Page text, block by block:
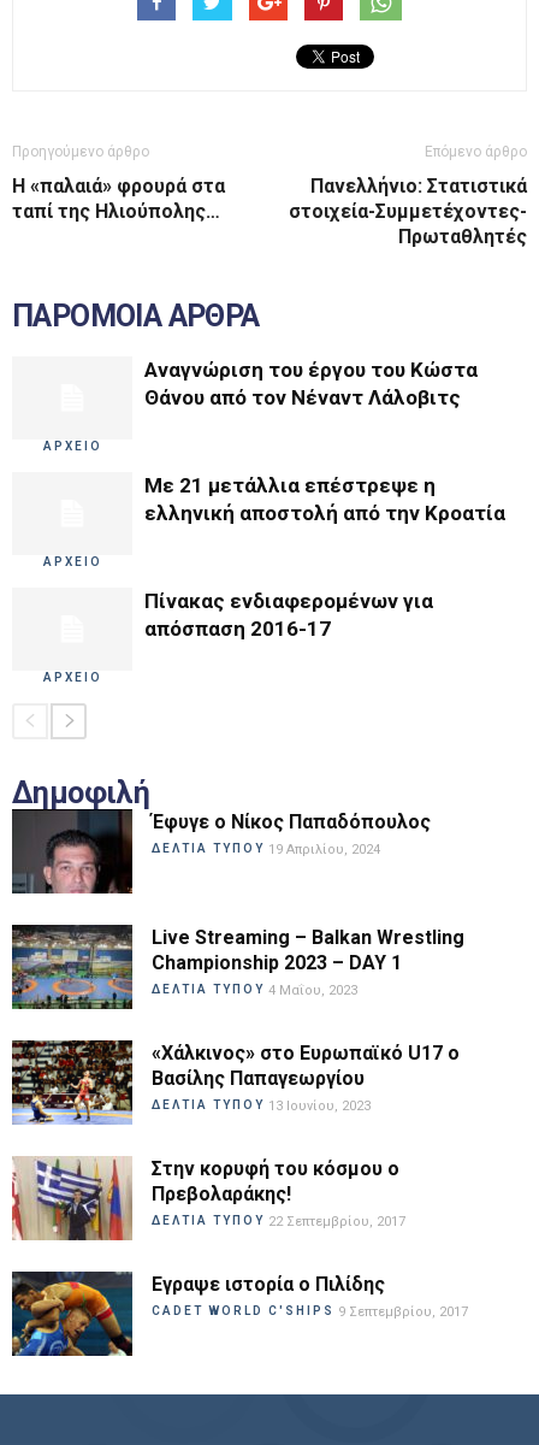
Προηγούμενο άρθρο
Η «παλαιά» φρουρά στα
ταπί της Ηλιούπολης…
Επόμενο άρθρο
Πανελλήνιο: Στατιστικά
στοιχεία-Συμμετέχοντες-
Πρωταθλητές
ΠΑΡΟΜΟΙΑ ΑΡΘΡΑ
ΑΡΧΕΙΟ
Αναγνώριση του έργου του Κώστα
Θάνου από τον Νέναντ Λάλοβιτς
ΑΡΧΕΙΟ
Με 21 μετάλλια επέστρεψε η
ελληνική αποστολή από την Κροατία
ΑΡΧΕΙΟ
Πίνακας ενδιαφερομένων για
απόσπαση 2016-17
Δημοφιλή
Έφυγε ο Νίκος Παπαδόπουλος
ΔΕΛΤΙΑ ΤΥΠΟΥ 19 Απριλίου, 2024
Live Streaming – Balkan Wrestling
Championship 2023 – DAY 1
ΔΕΛΤΙΑ ΤΥΠΟΥ 4 Μαΐου, 2023
«Χάλκινος» στο Ευρωπαϊκό U17 ο
Βασίλης Παπαγεωργίου
ΔΕΛΤΙΑ ΤΥΠΟΥ 13 Ιουνίου, 2023
Στην κορυφή του κόσμου ο
Πρεβολαράκης!
ΔΕΛΤΙΑ ΤΥΠΟΥ 22 Σεπτεμβρίου, 2017
Εγραψε ιστορία ο Πιλίδης
CADET WORLD C'SHIPS 9 Σεπτεμβρίου, 2017